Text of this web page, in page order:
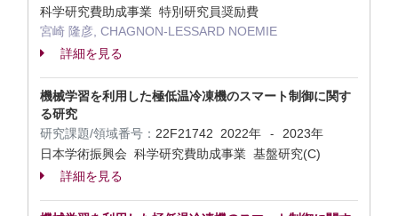
科学研究費助成事業 特別研究員奨励費
宮崎 隆彦, CHAGNON-LESSARD NOEMIE
詳細を見る
機械学習を利用した極低温冷凍機のスマート制御に関す
る研究
研究課題/領域番号： 22F21742 2022年 -
2023年
日本学術振興会 科学研究費助成事業 基盤研究(C)
詳細を見る